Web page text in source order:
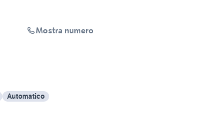
Mostra numero
Automatico